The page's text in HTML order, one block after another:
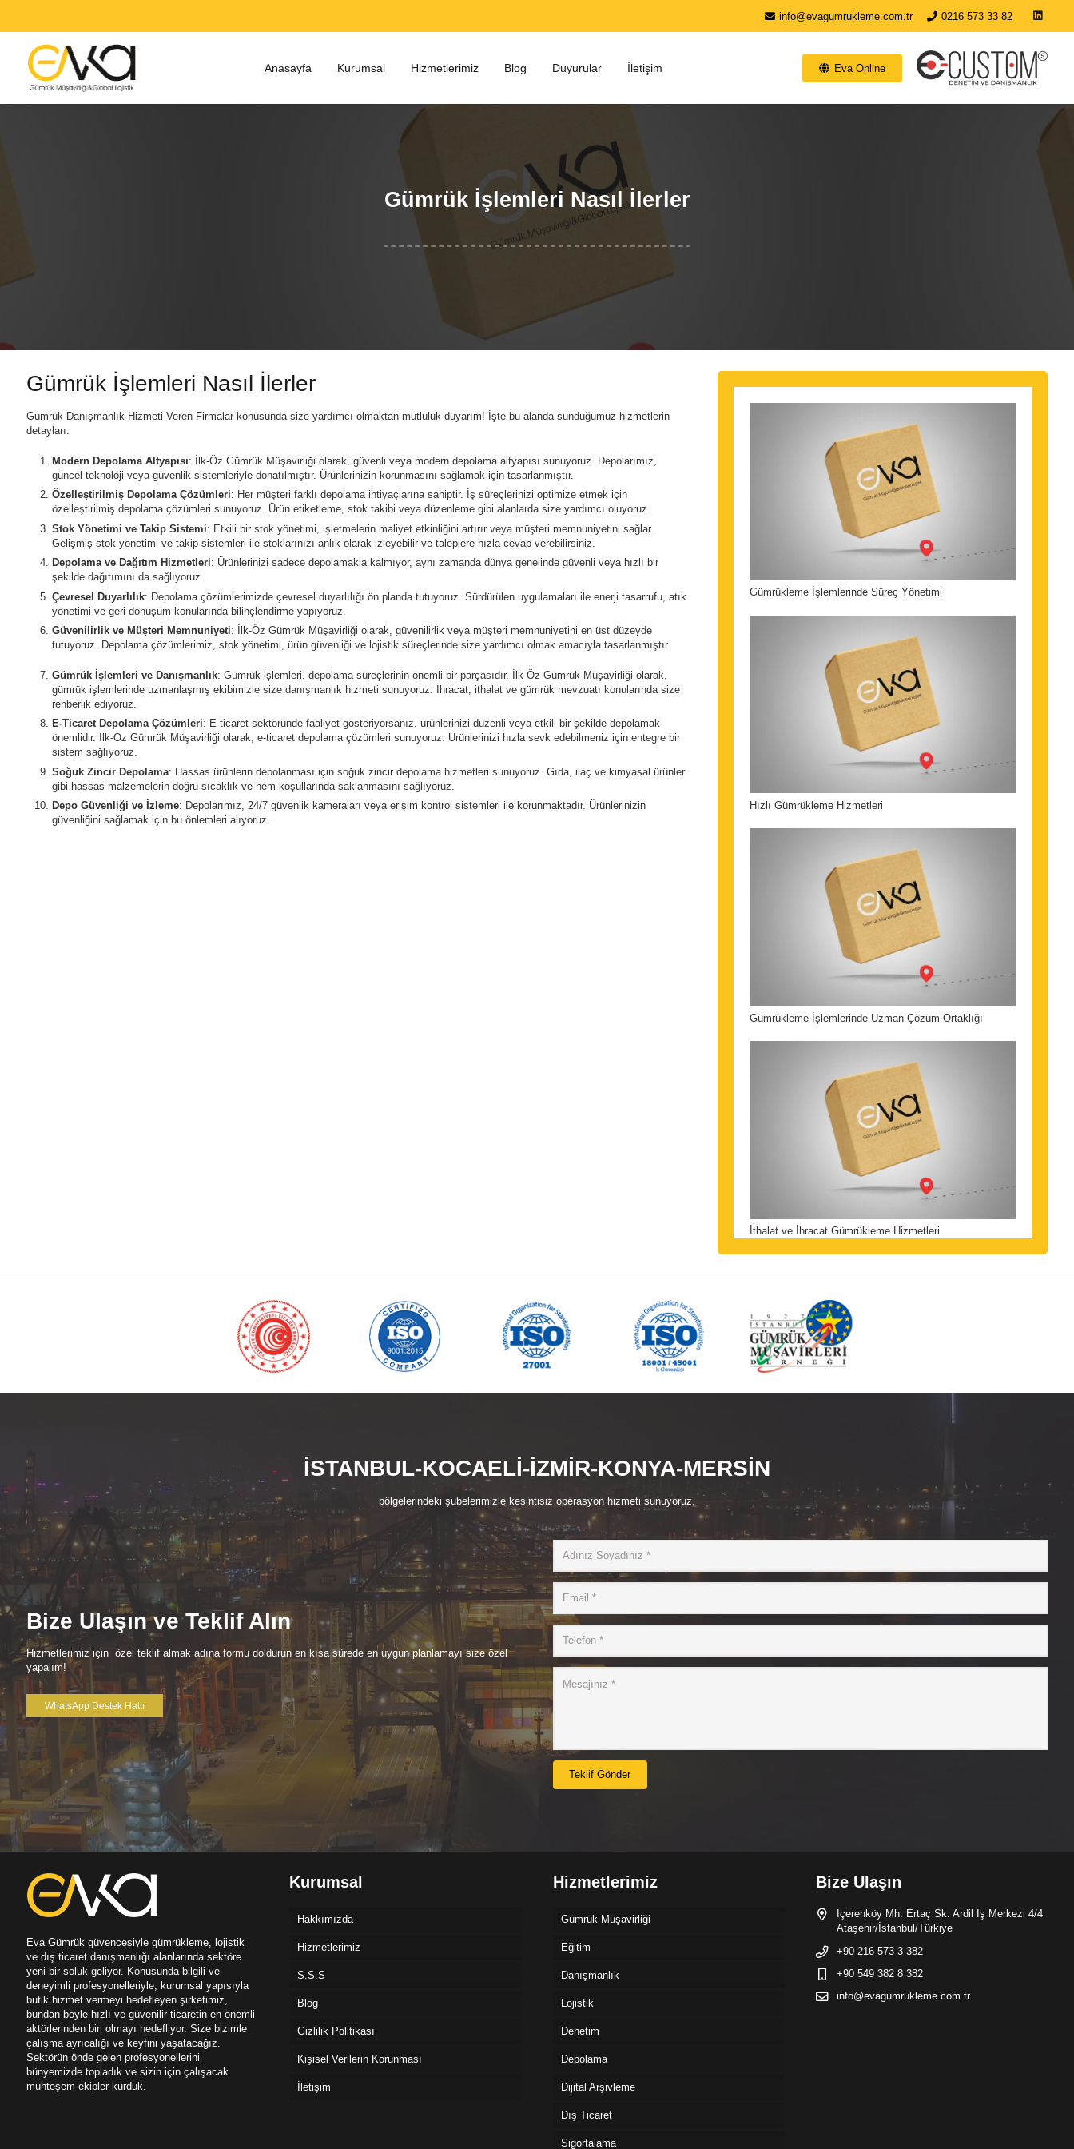
info@evagumrukleme.com.tr 0216 573 33 82
Anasayfa Kurumsal Hizmetlerimiz Blog Duyurular İletişim Eva Online
Gümrük İşlemleri Nasıl İlerler
Gümrük İşlemleri Nasıl İlerler
Gümrük Danışmanlık Hizmeti Veren Firmalar konusunda size yardımcı olmaktan mutluluk duyarım! İşte bu alanda sunduğumuz hizmetlerin
detayları:
Modern Depolama Altyapısı: İlk-Öz Gümrük Müşavirliği olarak, güvenli veya modern depolama altyapısı sunuyoruz. Depolarımız,
güncel teknoloji veya güvenlik sistemleriyle donatılmıştır. Ürünlerinizin korunmasını sağlamak için tasarlanmıştır.
Özelleştirilmiş Depolama Çözümleri: Her müşteri farklı depolama ihtiyaçlarına sahiptir. İş süreçlerinizi optimize etmek için
özelleştirilmiş depolama çözümleri sunuyoruz. Ürün etiketleme, stok takibi veya düzenleme gibi alanlarda size yardımcı oluyoruz.
Stok Yönetimi ve Takip Sistemi: Etkili bir stok yönetimi, işletmelerin maliyet etkinliğini artırır veya müşteri memnuniyetini sağlar.
Gelişmiş stok yönetimi ve takip sistemleri ile stoklarınızı anlık olarak izleyebilir ve taleplere hızla cevap verebilirsiniz.
Depolama ve Dağıtım Hizmetleri: Ürünlerinizi sadece depolamakla kalmıyor, aynı zamanda dünya genelinde güvenli veya hızlı bir
şekilde dağıtımını da sağlıyoruz.
Çevresel Duyarlılık: Depolama çözümlerimizde çevresel duyarlılığı ön planda tutuyoruz. Sürdürülen uygulamaları ile enerji tasarrufu, atık
yönetimi ve geri dönüşüm konularında bilinçlendirme yapıyoruz.
Güvenilirlik ve Müşteri Memnuniyeti: İlk-Öz Gümrük Müşavirliği olarak, güvenilirlik veya müşteri memnuniyetini en üst düzeyde
tutuyoruz. Depolama çözümlerimiz, stok yönetimi, ürün güvenliği ve lojistik süreçlerinde size yardımcı olmak amacıyla tasarlanmıştır.
Gümrük İşlemleri ve Danışmanlık: Gümrük işlemleri, depolama süreçlerinin önemli bir parçasıdır. İlk-Öz Gümrük Müşavirliği olarak,
gümrük işlemlerinde uzmanlaşmış ekibimizle size danışmanlık hizmeti sunuyoruz. İhracat, ithalat ve gümrük mevzuatı konularında size
rehberlik ediyoruz.
E-Ticaret Depolama Çözümleri: E-ticaret sektöründe faaliyet gösteriyorsanız, ürünlerinizi düzenli veya etkili bir şekilde depolamak
önemlidir. İlk-Öz Gümrük Müşavirliği olarak, e-ticaret depolama çözümleri sunuyoruz. Ürünlerinizi hızla sevk edebilmeniz için entegre bir
sistem sağlıyoruz.
Soğuk Zincir Depolama: Hassas ürünlerin depolanması için soğuk zincir depolama hizmetleri sunuyoruz. Gıda, ilaç ve kimyasal ürünler
gibi hassas malzemelerin doğru sıcaklık ve nem koşullarında saklanmasını sağlıyoruz.
Depo Güvenliği ve İzleme: Depolarımız, 24/7 güvenlik kameraları veya erişim kontrol sistemleri ile korunmaktadır. Ürünlerinizin
güvenliğini sağlamak için bu önlemleri alıyoruz.
Gümrükleme İşlemlerinde Süreç Yönetimi
Hızlı Gümrükleme Hizmetleri
Gümrükleme İşlemlerinde Uzman Çözüm Ortaklığı
İthalat ve İhracat Gümrükleme Hizmetleri
İSTANBUL-KOCAELİ-İZMİR-KONYA-MERSİN
bölgelerindeki şubelerimizle kesintisiz operasyon hizmeti sunuyoruz.
Bize Ulaşın ve Teklif Alın
Hizmetlerimiz için özel teklif almak adına formu doldurun en kısa sürede en uygun planlamayı size özel
yapalım!
WhatsApp Destek Hattı
Teklif Gönder
Eva Gümrük güvencesiyle gümrükleme, lojistik
ve dış ticaret danışmanlığı alanlarında sektöre
yeni bir soluk geliyor. Konusunda bilgili ve
deneyimli profesyonelleriyle, kurumsal yapısıyla
butik hizmet vermeyi hedefleyen şirketimiz,
bundan böyle hızlı ve güvenilir ticaretin en önemli
aktörlerinden biri olmayı hedefliyor. Size bizimle
çalışma ayrıcalığı ve keyfini yaşatacağız.
Sektörün önde gelen profesyonellerini
bünyemizde topladık ve sizin için çalışacak
muhteşem ekipler kurduk.
Kurumsal
Hakkımızda
Hizmetlerimiz
S.S.S
Blog
Gizlilik Politikası
Kişisel Verilerin Korunması
İletişim
Hizmetlerimiz
Gümrük Müşavirliği
Eğitim
Danışmanlık
Lojistik
Denetim
Depolama
Dijital Arşivleme
Dış Ticaret
Sigortalama
Bize Ulaşın
İçerenköy Mh. Ertaç Sk. Ardil İş Merkezi 4/4
Ataşehir/İstanbul/Türkiye
+90 216 573 3 382
+90 549 382 8 382
info@evagumrukleme.com.tr